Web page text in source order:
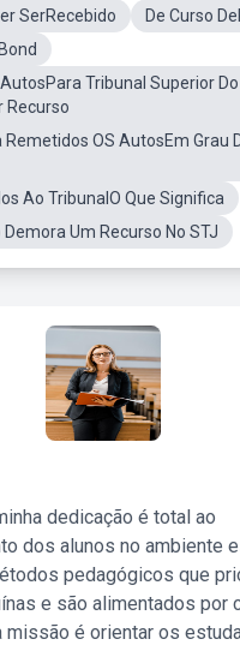
SerRecebido
De Curso
Tribunal Superior
Recurso
Remetidos OS AutosEm Grau
Ao TribunalO Que Significa
Um Recurso No STJ
dedicação é total ao
dos alunos no ambiente
pedagógicos que
e são alimentados por
missão é orientar os